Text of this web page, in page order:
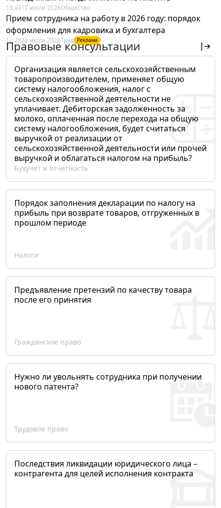
19:4317 июля 2026Общество
Прием сотрудника на работу в 2026 году: порядок
оформления для кадровика и бухгалтера
12:2822 июля 2026Труд Реклама
Правовые консультации
Организация является сельскохозяйственным
товаропроизводителем, применяет общую
систему налогообложения, налог с
сельскохозяйственной деятельности не
уплачивает. Дебиторская задолженность за
молоко, оплаченная после перехода на общую
систему налогообложения, будет считаться
выручкой от реализации от
сельскохозяйственной деятельности или прочей
выручкой и облагаться налогом на прибыль?
Бухучет и отчетность
Порядок заполнения декларации по налогу на
прибыль при возврате товаров, отгруженных в
прошлом периоде
Налоги
Предъявление претензий по качеству товара
после его принятия
Гражданское право
Нужно ли увольнять сотрудника при получении
нового патента?
Трудовое право
Последствия ликвидации юридического лица –
контрагента для целей исполнения контракта